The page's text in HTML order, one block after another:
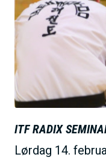
l
d
e
ITF RADIX
Lørdag 14.